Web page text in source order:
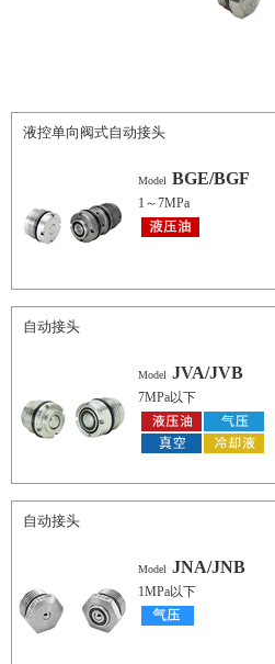
液控单向阀式自动接头
Model BGE/BGF
1～7MPa
自动接头
Model JVA/JVB
7MPa以下
自动接头
Model JNA/JNB
1MPa以下